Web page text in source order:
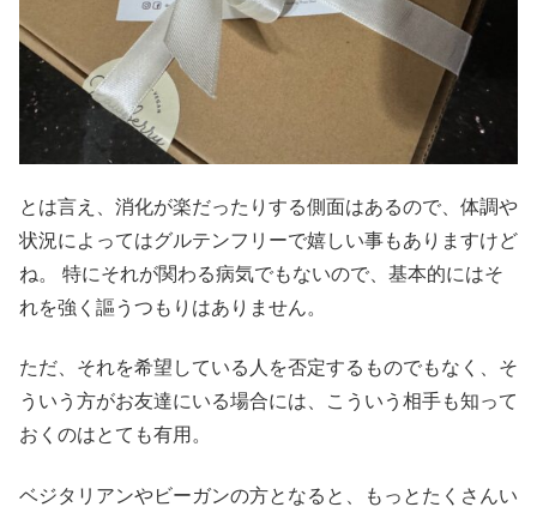
とは言え、消化が楽だったりする側面はあるので、体調や
状況によってはグルテンフリーで嬉しい事もありますけど
ね。 特にそれが関わる病気でもないので、基本的にはそ
れを強く謳うつもりはありません。
ただ、それを希望している人を否定するものでもなく、そ
ういう方がお友達にいる場合には、こういう相手も知って
おくのはとても有用。
ベジタリアンやビーガンの方となると、もっとたくさんい